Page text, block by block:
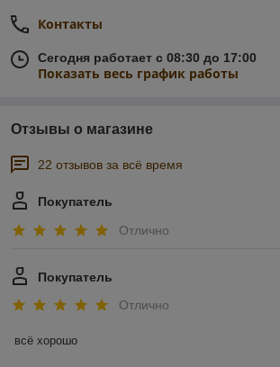
Контакты
Сегодня работает с 08:30 до 17:00
Показать весь график работы
Отзывы о магазине
22 отзывов за всё время
Покупатель
Отлично
Покупатель
Отлично
всё хорошо